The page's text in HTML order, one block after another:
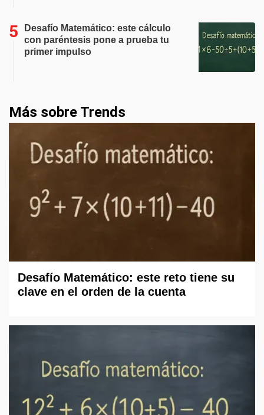
Desafío Matemático: este cálculo
con paréntesis pone a prueba tu
primer impulso
Más sobre Trends
Desafío Matemático: este reto tiene su
clave en el orden de la cuenta